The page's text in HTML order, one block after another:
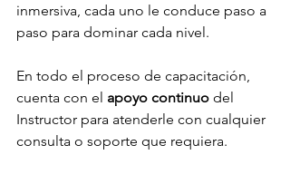
inmersiva, cada uno le conduce paso a
paso para dominar cada nivel.
En todo el proceso de capacitación,
cuenta con el apoyo continuo del
Instructor para atenderle con cualquier
consulta o soporte que requiera.